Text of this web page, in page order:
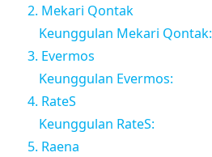
2. Mekari Qontak
Keunggulan Mekari Qontak:
3. Evermos
Keunggulan Evermos:
4. RateS
Keunggulan RateS:
5. Raena